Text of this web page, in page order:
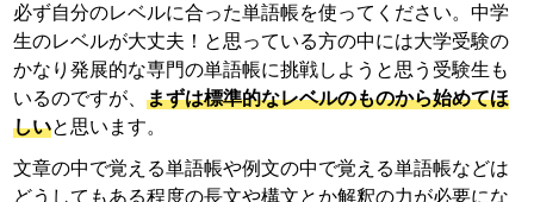
必ず自分のレベルに合った単語帳を使ってください。中学
生のレベルが大丈夫！と思っている方の中には大学受験の
かなり発展的な専門の単語帳に挑戦しようと思う受験生も
いるのですが、まずは標準的なレベルのものから始めてほ
しいと思います。
文章の中で覚える単語帳や例文の中で覚える単語帳などは
どうしてもある程度の長文や構文とか解釈の力が必要にな